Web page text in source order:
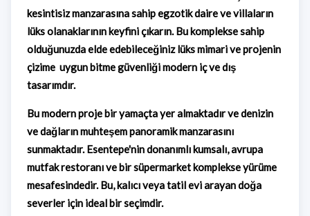
kesintisiz manzarasına sahip egzotik daire ve villaların
lüks olanaklarının keyfini çıkarın. Bu komplekse sahip
olduğunuzda elde edebileceğiniz lüks mimari ve projenin
çizime uygun bitme güvenliği modern iç ve dış
tasarımdır.
Bu modern proje bir yamaçta yer almaktadır ve denizin
ve dağların muhteşem panoramik manzarasını
sunmaktadır. Esentepe'nin donanımlı kumsalı, avrupa
mutfak restoranı ve bir süpermarket komplekse yürüme
mesafesindedir. Bu, kalıcı veya tatil evi arayan doğa
severler için ideal bir seçimdir.